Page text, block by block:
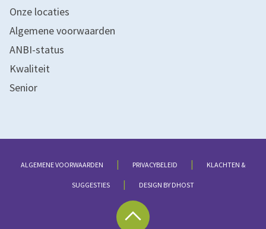
Onze locaties
Algemene voorwaarden
ANBI-status
Kwaliteit
Senior
ALGEMENE VOORWAARDEN | PRIVACYBELEID | KLACHTEN &
SUGGESTIES | DESIGN BY DHOST